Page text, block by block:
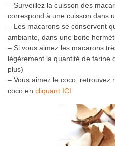
– Surveillez la cuisson des
correspond à une cuisson dans
– Les macarons se conservent
ambiante, dans une boite
– Si vous aimez les macarons
légèrement la quantité de farine
plus)
– Vous aimez le coco, retrouvez
coco en cliquant ICI